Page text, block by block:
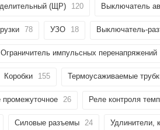
(ЩР) 120 Выключатель
78 УЗО 18 Выключатель-
Ограничитель импульсных перенапряжений
Коробки 155 Термоусаживаемые
промежуточное 26 Реле контроля
Силовые разъемы 24 Удлинители,